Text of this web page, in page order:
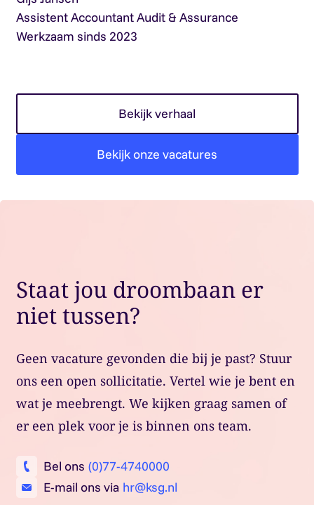
Assistent Accountant Audit & Assurance
Werkzaam sinds 2023
Bekijk verhaal
Bekijk onze vacatures
Staat jou droombaan er
niet tussen?
Geen vacature gevonden die bij je past? Stuur
ons een open sollicitatie. Vertel wie je bent en
wat je meebrengt. We kijken graag samen of
er een plek voor je is binnen ons team.
Bel ons (0)77-4740000
E-mail ons via hr@ksg.nl